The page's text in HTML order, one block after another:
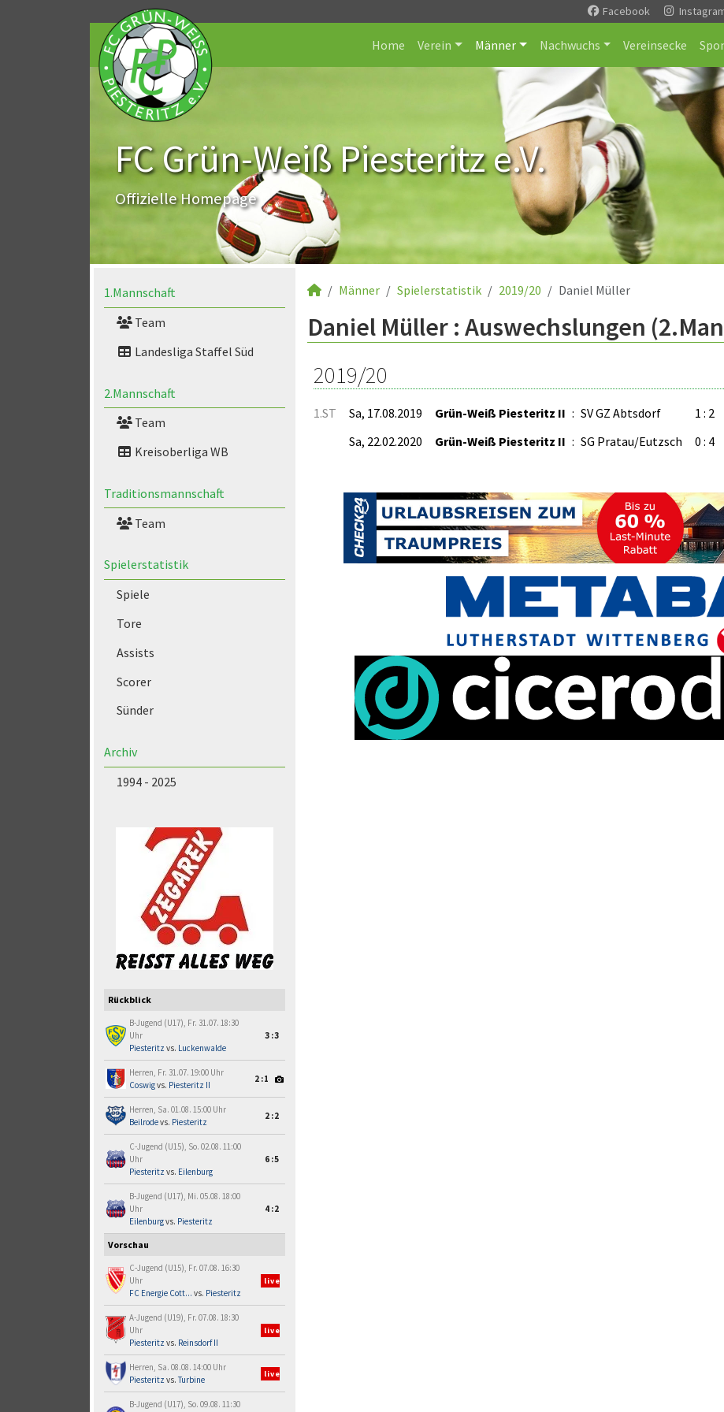
Facebook
Home Verein Männer Nachwuchs Vereinsecke
FC Grün-Weiß Piesteritz e.V.
Offizielle Homepage
1.Mannschaft
Team
Landesliga Staffel Süd
2.Mannschaft
Team
Kreisoberliga WB
Traditionsmannschaft
Team
Spielerstatistik
Spiele
Tore
Assists
Scorer
Sünder
Archiv
1994 - 2025
Rückblick
B-Jugend (U17), Fr. 31.07. 18:30
Uhr
Piesteritz vs. Luckenwalde
3:3
Herren, Fr. 31.07. 19:00 Uhr
Coswigvs. Piesteritz II
2:1
Herren, Sa. 01.08. 15:00 Uhr
Beilrodevs. Piesteritz
2:2
C-Jugend (U15), So. 02.08. 11:00
Uhr
Piesteritz vs. Eilenburg
6:5
B-Jugend (U17), Mi. 05.08. 18:00
Uhr
Eilenburgvs. Piesteritz
4:2
Vorschau
C-Jugend (U15), Fr. 07.08. 16:30
Uhr
FC Energie Cott... vs. Piesteritz
live
A-Jugend (U19), Fr. 07.08. 18:30
Uhr
Piesteritz vs. Reinsdorf II
live
Herren, Sa. 08.08. 14:00 Uhr
Piesteritz vs.Turbine
live
B-Jugend (U17), So. 09.08. 11:30
Männer Spielerstatistik 2019/20 Daniel Müller
Daniel Müller : Auswechslungen
2019/20
1.ST Sa, 17.08.2019 Grün-Weiß Piesteritz II : SV GZ Abtsdorf 1 : 2
Sa, 22.02.2020 Grün-Weiß Piesteritz II : SG Pratau/Eutzsch 0 : 4